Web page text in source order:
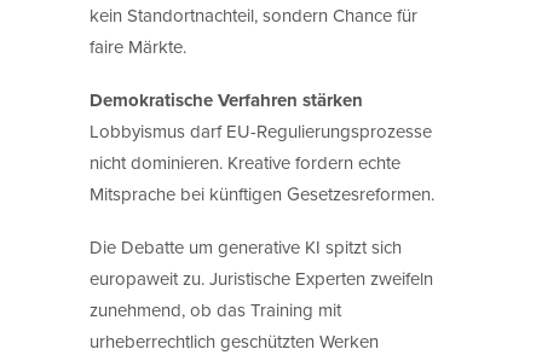
kein Standortnachteil, sondern Chance für
faire Märkte.
Demokratische Verfahren stärken
Lobbyismus darf EU-Regulierungsprozesse
nicht dominieren. Kreative fordern echte
Mitsprache bei künftigen Gesetzesreformen.
Die Debatte um generative KI spitzt sich
europaweit zu. Juristische Experten zweifeln
zunehmend, ob das Training mit
urheberrechtlich geschützten Werken